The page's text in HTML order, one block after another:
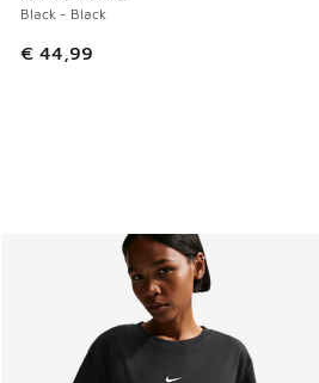
Black - Black
€ 44,99